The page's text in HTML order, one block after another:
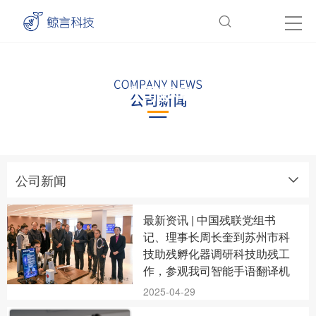
公司新闻
公司新闻
最新资讯 | 中国残联党组书
记、理事长周长奎到苏州市科
技助残孵化器调研科技助残工
作，参观我司智能手语翻译机
2025-04-29